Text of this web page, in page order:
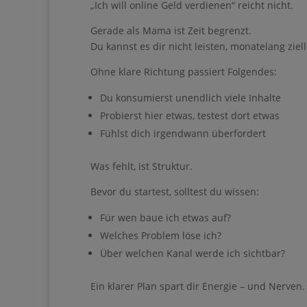
Gerade als Mama ist Zeit begrenzt.
Du kannst es dir nicht leisten, monatelang
Ohne klare Richtung passiert Folgendes:
Du konsumierst unendlich viele Inhalte
Probierst hier etwas, testest dort etwas
Fühlst dich irgendwann überfordert
Was fehlt, ist Struktur.
Bevor du startest, solltest du wissen:
Für wen baue ich etwas auf?
Welches Problem löse ich?
Über welchen Kanal werde ich sichtbar?
Ein klarer Plan spart dir Energie – und Nerven.
Ihre Anmeldung war
• dir mehr Zeit für dein
• das Gefühl hast,
• dir trotzdem ein
• dir mehr Freiheit,